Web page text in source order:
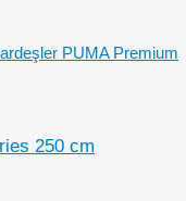
PUMA Premium
250 cm